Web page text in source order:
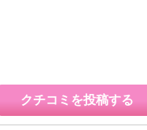
クチコミを投稿する